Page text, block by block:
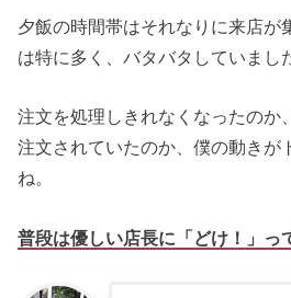
夕飯の時間帯はそれなりに来店が
は特に多く、バタバタしていまし
注文を処理しきれなくなったのか
注文されていたのか、僕の動きが
ね。
普段は優しい店長に「どけ！」っ